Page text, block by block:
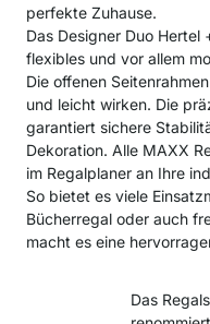
perfekte Zuhause.
Das Designer Duo
flexibles und vor allem
Die offenen
und leicht wirken. Die
garantiert sichere
Dekoration. Alle MAXX
im Regalplaner an Ihre
So bietet es viele
Bücherregal oder auch
macht es eine
Das